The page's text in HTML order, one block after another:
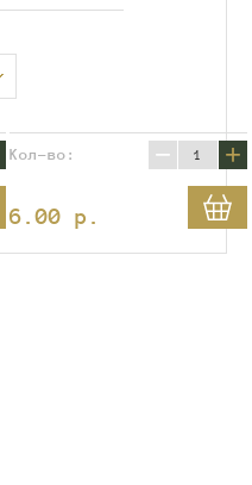
Кол-во: − +
6.00 p.